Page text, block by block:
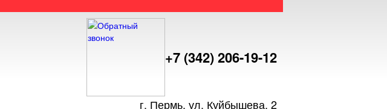
+7 (342) 206-19-12
г. Пермь, ул. Куйбышева, 2